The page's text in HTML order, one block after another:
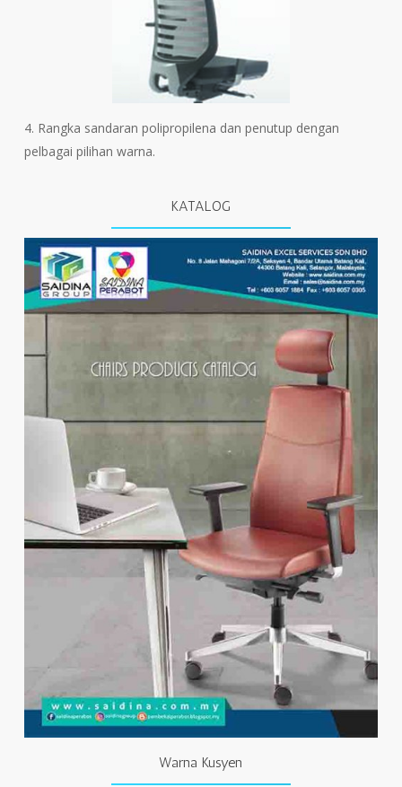
4. Rangka sandaran polipropilena dan penutup dengan
pelbagai pilihan warna.
KATALOG
Warna Kusyen